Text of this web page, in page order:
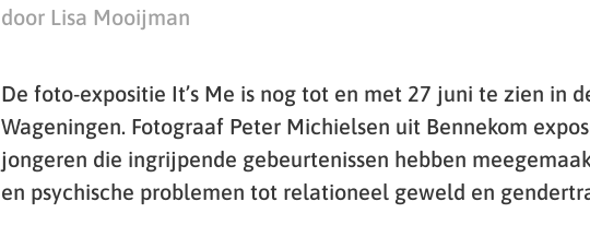
door Lisa Mooijman
De foto-expositie It’s Me is nog tot en met 27 juni te zien in
Wageningen. Fotograaf Peter Michielsen uit Bennekom
jongeren die ingrijpende gebeurtenissen hebben
en psychische problemen tot relationeel geweld en